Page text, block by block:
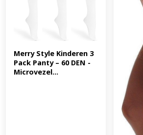
Merry Style Kinderen 3
Pack Panty – 60 DEN -
Microvezel...